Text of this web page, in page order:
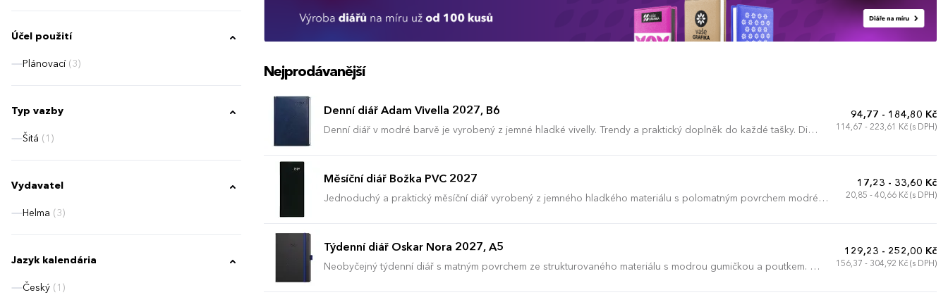
Účel použití
Plánovací(3)
Typ vazby
Šitá (1)
Vydavatel
Helma (3)
Jazyk kalendária
Český (1)
Nejprodávanější
Denní diář Adam Vivella 2027, B6
Denní diář v modré barvě je vyrobený z jemné hladké vivelly. Trendy a praktický doplněk do každé tašky. Diář
94,77 - 184,80 Kč
114,67 - 223,61 Kč (s DPH)
Měsíční diář Božka PVC 2027
Jednoduchý a praktický měsíční diář vyrobený z jemného hladkého materiálu s polomatným povrchem modré
17,23 - 33,60 Kč
20,85 - 40,66 Kč (s DPH)
Týdenní diář Oskar Nora 2027, A5
Neobyčejný týdenní diář s matným povrchem ze strukturovaného materiálu s modrou gumičkou a poutkem. Je
129,23 - 252,00 Kč
156,37 - 304,92 Kč (s DPH)